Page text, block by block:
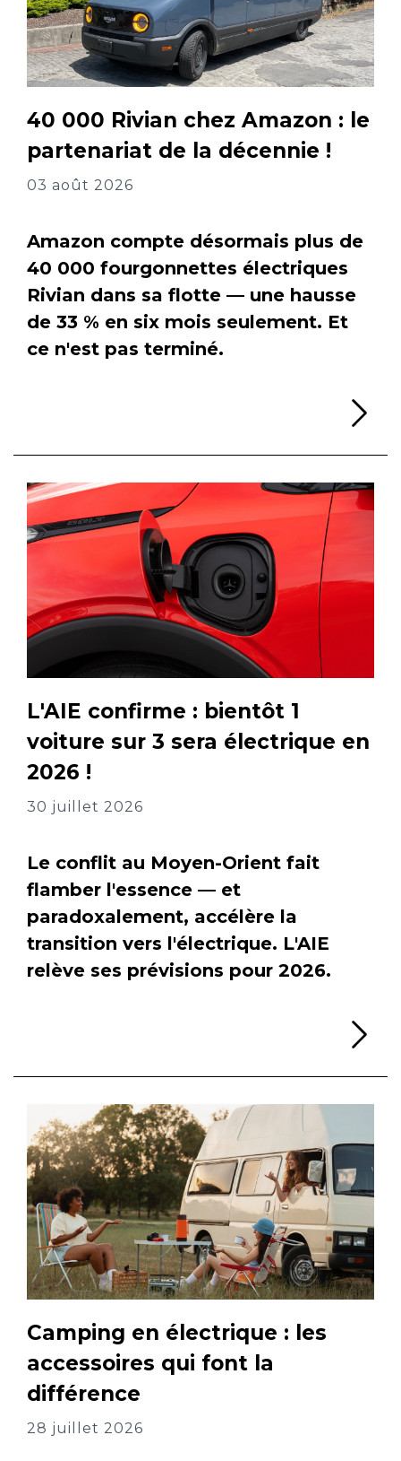
40 000 Rivian chez Amazon : le
partenariat de la décennie !
03 août 2026
Amazon compte désormais plus de
40 000 fourgonnettes électriques
Rivian dans sa flotte — une hausse
de 33 % en six mois seulement. Et
ce n'est pas terminé.
L'AIE confirme : bientôt 1
voiture sur 3 sera électrique en
2026 !
30 juillet 2026
Le conflit au Moyen-Orient fait
flamber l'essence — et
paradoxalement, accélère la
transition vers l'électrique. L'AIE
relève ses prévisions pour 2026.
Camping en électrique : les
accessoires qui font la
différence
28 juillet 2026